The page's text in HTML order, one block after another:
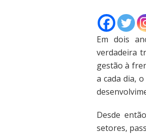
Em dois
verdadeira
gestão à
a cada dia,
Desde
setores,